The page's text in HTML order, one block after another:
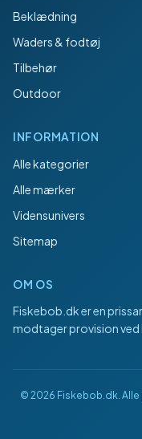
Beklædning
Waders & fodtøj
Tilbehør
Outdoor
INFORMATION
Alle kategorier
Alle mærker
Vidensunivers
Sitemap
OM OS
Fiskebob.dker en
modtager provision ved
© 2026 Fiskebob.dk.